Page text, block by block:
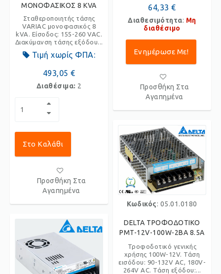
ΜΟΝΟΦΑΣΙΚΟΣ 8 KVA
Σταθεροποιητής τάσης
VARIAC μονοφασικός 8
kVA. Είσοδος: 155-260 VAC.
Διακύμανση τάσης εξόδου...
Τιμή χωρίς ΦΠΑ:
493,05 €
Διαθέσιμα: 2
Στο Καλάθι
Προσθήκη Στα
Αγαπημένα
64,33 €
Διαθεσιμότητα: Μη
διαθέσιμο
Ενημέρωσε Με!
Προσθήκη Στα
Αγαπημένα
Κωδικός: 05.01.0180
DELTA ΤΡΟΦΟΔΟΤΙΚΟ
PMT-12V-100W-2BA 8.5A
Τροφοδοτικό γενικής
χρήσης 100W-12V. Τάση
εισόδου: 90-132V AC, 180V-
264V AC. Τάση εξόδου:...